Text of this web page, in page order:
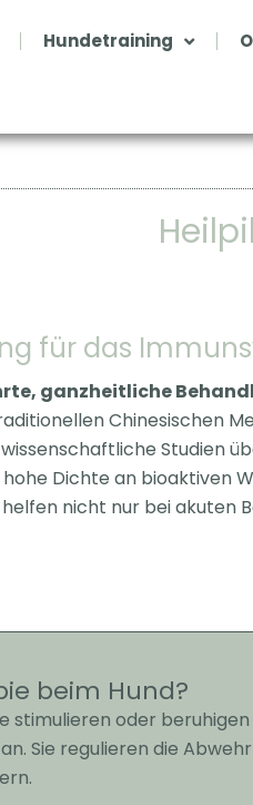
Hundetraining
für das
ganzheitliche
Chinesischen
Studien
Dichte an bioaktiven
nicht nur bei akuten
beim Hund?
stimulieren oder
Sie regulieren die